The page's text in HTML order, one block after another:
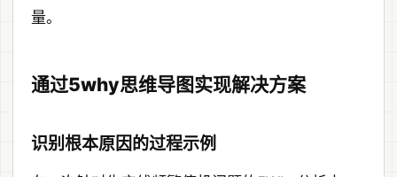
量。
通过5why思维导图实现解决方案
识别根本原因的过程示例